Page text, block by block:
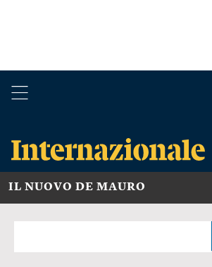
IL NUOVO DE MAURO